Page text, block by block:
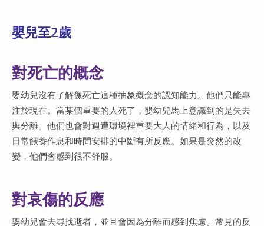
嬰兒至2歲
對死亡的概念
嬰幼兒沒有了解像死亡這種抽象概念的認知能力。他們只能專
注於現在。當某個重要的人死了，嬰幼兒馬上意識到的是失去
與分離。他們也會對週遭環境裡重要大人的情緒和行為，以及
日常餵養作息和時間安排的中斷有所反應。如果是突然的改
變，他們會感到很不舒服。
對哀傷的反應
嬰幼兒會去尋找逝者，並且會因為分離而感到焦慮。常見的反